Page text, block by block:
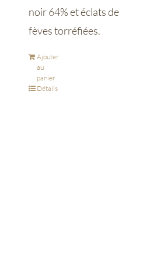
noir 64% et éclats de
fèves torréfiées.
Ajouter
au
panier
Détails